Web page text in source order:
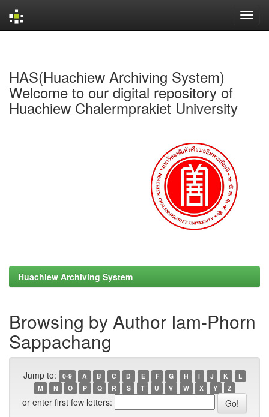
HAS(Huachiew Archiving System)
Welcome to our digital repository of
Huachiew Chalermprakiet University
Huachiew Archiving System
Browsing by Author Iam-Phorn
Sappachang
Jump to: 0-9 A B C D E F G H I J K
L
M
N O P Q R S T U V W X Y Z
or enter first few letters: